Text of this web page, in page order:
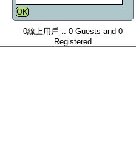
0線上用戶 :: 0 Guests and 0
Registered